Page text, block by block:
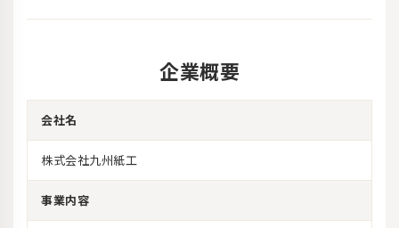
企業概要
会社名
株式会社九州紙工
事業内容